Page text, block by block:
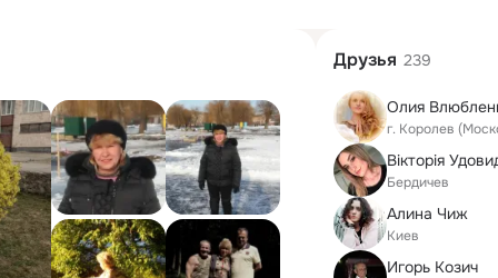
Друзья 239
Олия
г. Королев
Вікторія
Бердичев
Алина Чиж
Киев
Игорь Козич